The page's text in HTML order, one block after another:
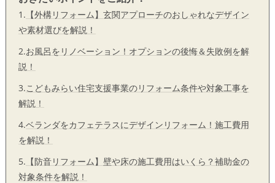
1. 【外構リフォーム】玄関アプローチのおしゃれなデザイン
や素材選びを解説！
2.お風呂をリノベーション！オプションの後悔＆失敗例を解
説！
3.こどもみらい住宅支援事業のリフォーム条件や対象工事を
解説！
4.ベランダをカフェテラスにデザインリフォーム！施工費用
を解説！
5. 【防音リフォーム】壁や床の施工費用はいくら？補助金の
対象条件を解説！